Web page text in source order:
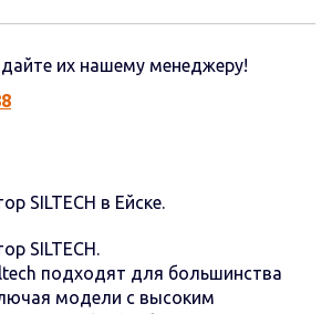
их нашему менеджеру!
SILTECH в Ейске.
SILTECH.
подходят для большинства
модели с высоким